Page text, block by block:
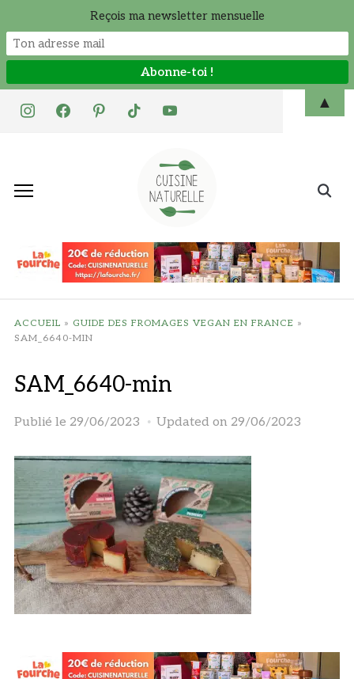
instagramfacebookpinteresttiktok youtube
Search
ACCUEIL » GUIDE DES FROMAGES VEGAN EN FRANCE »
SAM_6640-MIN
SAM_6640-min
Publié le 29/06/2023 Updated on 29/06/2023
Reçois ma newsletter mensuelle
▲